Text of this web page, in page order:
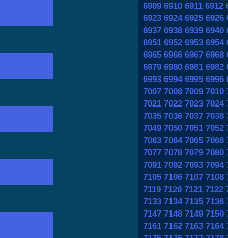
6909 6910 6911 6912
6923 6924 6925 6926
6937 6938 6939 6940
6951 6952 6953 6954
6965 6966 6967 6968
6979 6980 6981 6982
6993 6994 6995 6996
7007 7008 7009 7010
7021 7022 7023 7024
7035 7036 7037 7038
7049 7050 7051 7052
7063 7064 7065 7066
7077 7078 7079 7080
7091 7092 7093 7094
7105 7106 7107 7108
7119 7120 7121 7122
7133 7134 7135 7136
7147 7148 7149 7150
7161 7162 7163 7164